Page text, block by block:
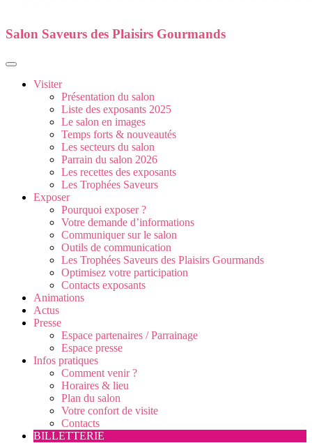
Salon Saveurs des Plaisirs Gourmands
Visiter
Présentation du salon
Liste des exposants 2025
Le salon en images
Temps forts & nouveautés
Les secteurs du salon
Parrain du salon 2026
Les recettes des exposants
Les Trophées Saveurs
Exposer
Pourquoi exposer ?
Votre demande d’informations
Communiquer sur le salon
Outils de communication
Les Trophées Saveurs des Plaisirs Gourmands
Optimisez votre participation
Contacts exposants
Animations
Actus
Presse
Espace partenaires / Parrainage
Espace presse
Infos pratiques
Comment venir ?
Horaires & lieu
Plan du salon
Votre confort de visite
Contacts
BILLETTERIE